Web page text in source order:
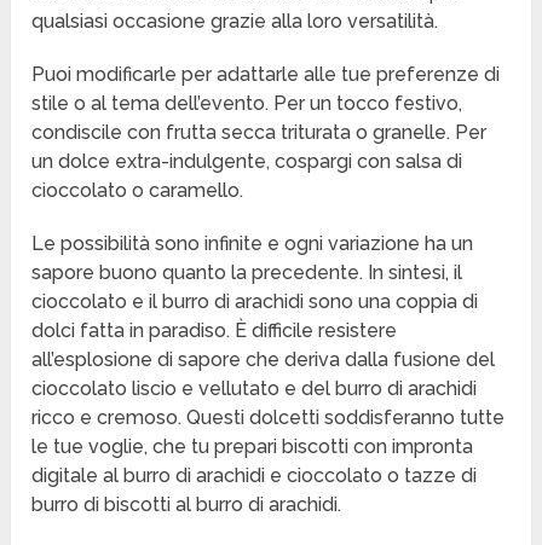
qualsiasi occasione grazie alla loro versatilità.
Puoi modificarle per adattarle alle tue preferenze di
stile o al tema dell’evento. Per un tocco festivo,
condiscile con frutta secca triturata o granelle. Per
un dolce extra-indulgente, cospargi con salsa di
cioccolato o caramello.
Le possibilità sono infinite e ogni variazione ha un
sapore buono quanto la precedente. In sintesi, il
cioccolato e il burro di arachidi sono una coppia di
dolci fatta in paradiso. È difficile resistere
all’esplosione di sapore che deriva dalla fusione del
cioccolato liscio e vellutato e del burro di arachidi
ricco e cremoso. Questi dolcetti soddisferanno tutte
le tue voglie, che tu prepari biscotti con impronta
digitale al burro di arachidi e cioccolato o tazze di
burro di biscotti al burro di arachidi.